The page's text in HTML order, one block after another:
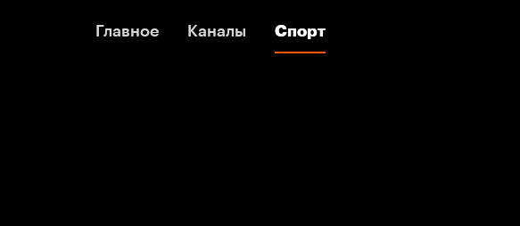
Главное Каналы Спорт
Главное Каналы Спорт